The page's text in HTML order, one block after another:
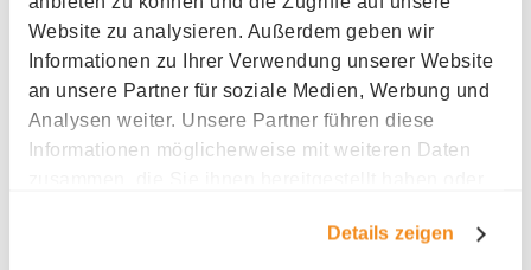
Website zu analysieren. Außerdem geben wir
Informationen zu Ihrer Verwendung unserer Website
an unsere Partner für soziale Medien, Werbung und
Analysen weiter. Unsere Partner führen diese
Informationen möglicherweise mit weiteren Daten
Details zeigen
HR contact
Dr. Markus Kaufmann